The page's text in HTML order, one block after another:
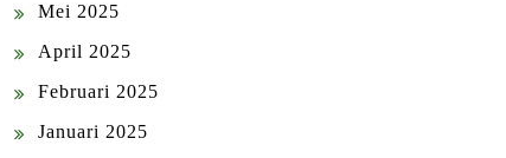
Mei 2025
April 2025
Februari 2025
Januari 2025